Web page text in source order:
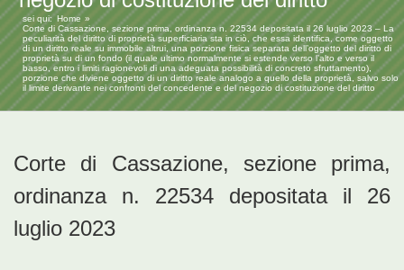
sei qui: Home
Corte di Cassazione, sezione prima, ordinanza n. 22534 depositata il 26 luglio 2023 – La
peculiarità del diritto di proprietà superficiaria sta in ciò, che essa identifica, come oggetto
di un diritto reale su immobile altrui, una porzione fisica separata dell’oggetto del diritto di
proprietà su di un fondo (il quale ultimo normalmente si estende verso l’alto e verso il
basso, entro i limiti ragionevoli di una adeguata possibilità di concreto sfruttamento),
porzione che diviene oggetto di un diritto reale analogo a quello della proprietà, salvo solo
il limite derivante nei confronti del concedente e del negozio di costituzione del diritto
Corte di Cassazione, sezione prima,
ordinanza n. 22534 depositata il 26
luglio 2023